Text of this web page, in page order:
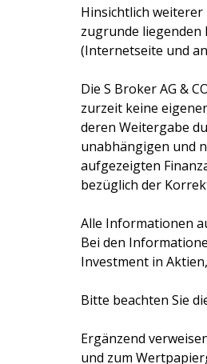
Hinsichtlich
zugrunde
(Internetseite und
Die S Broker AG &
zurzeit keine
deren Weitergabe
unabhängigen und
aufgezeigten
bezüglich der
Alle Informationen
Bei den
Investment in
Bitte beachten Sie
Ergänzend
und zum